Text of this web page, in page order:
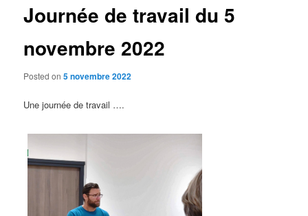
Journée de travail du 5
novembre 2022
Posted on5 novembre 2022
Une journée de travail ….